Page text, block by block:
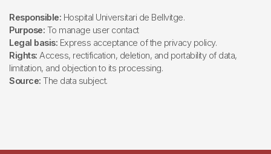
Responsible: Hospital Universitari de Bellvitge.
Purpose: To manage user contact
Legal basis: Express acceptance of the privacy policy.
Rights: Access, rectification, deletion, and portability of data,
limitation, and objection to its processing.
Source: The data subject.